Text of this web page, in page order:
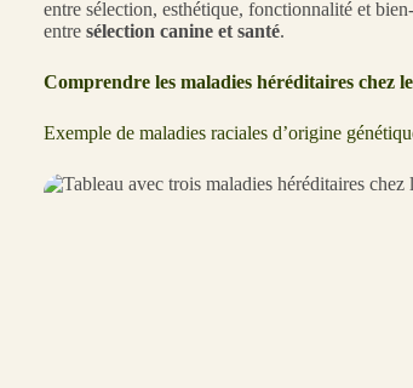
entre sélection, esthétique, fonctionnalité et
entre sélection canine et santé.
Comprendre les maladies héréditaires chez
Exemple de maladies raciales d’origine